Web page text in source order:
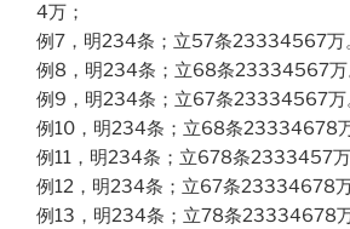
4万；
例7，明234条；立57条23334567万
例8，明234条；立68条23334567万
例9，明234条；立67条23334567万
例10，明234条；立68条23334678
例11，明234条；立678条2333457万
例12，明234条；立67条23334678
例13，明234条；立78条23334678